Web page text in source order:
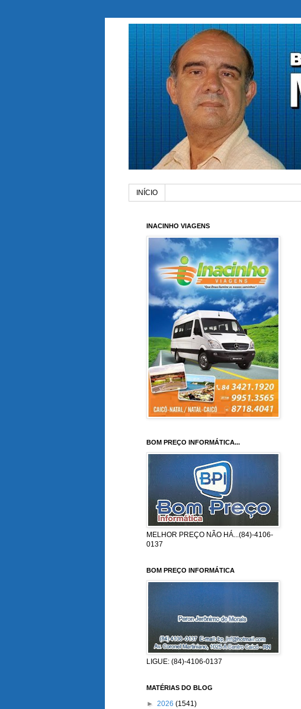
INÍCIO
INACINHO VIAGENS
BOM PREÇO INFORMÁTICA...
MELHOR PREÇO NÃO HÁ...(84)-4106-
0137
BOM PREÇO INFORMÁTICA
LIGUE: (84)-4106-0137
MATÉRIAS DO BLOG
► 2026 (1541)